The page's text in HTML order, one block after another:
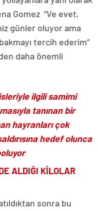
Gomez “Ve evet,
günler oluyor ama
tercih ederim”
daha önemli
ilgili samimi
tanınan bir
hayranları çok
hedef olunca
ALDIĞI KİLOLAR
sonra bu